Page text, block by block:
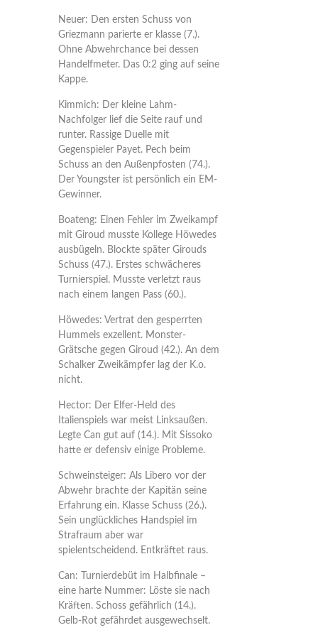
Neuer: Den ersten Schuss von
Griezmann parierte er klasse (7.).
Ohne Abwehrchance bei dessen
Handelfmeter. Das 0:2 ging auf seine
Kappe.
Kimmich: Der kleine Lahm-
Nachfolger lief die Seite rauf und
runter. Rassige Duelle mit
Gegenspieler Payet. Pech beim
Schuss an den Außenpfosten (74.).
Der Youngster ist persönlich ein EM-
Gewinner.
Boateng: Einen Fehler im Zweikampf
mit Giroud musste Kollege Höwedes
ausbügeln. Blockte später Girouds
Schuss (47.). Erstes schwächeres
Turnierspiel. Musste verletzt raus
nach einem langen Pass (60.).
Höwedes: Vertrat den gesperrten
Hummels exzellent. Monster-
Grätsche gegen Giroud (42.). An dem
Schalker Zweikämpfer lag der K.o.
nicht.
Hector: Der Elfer-Held des
Italienspiels war meist Linksaußen.
Legte Can gut auf (14.). Mit Sissoko
hatte er defensiv einige Probleme.
Schweinsteiger: Als Libero vor der
Abwehr brachte der Kapitän seine
Erfahrung ein. Klasse Schuss (26.).
Sein unglückliches Handspiel im
Strafraum aber war
spielentscheidend. Entkräftet raus.
Can: Turnierdebüt im Halbfinale –
eine harte Nummer: Löste sie nach
Kräften. Schoss gefährlich (14.).
Gelb-Rot gefährdet ausgewechselt.